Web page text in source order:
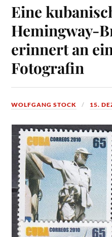
Eine
Hemingway-
erinnert an
Fotografin
WOLFGANG STOCK 15.